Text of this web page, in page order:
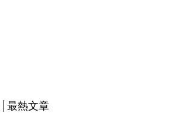
最熱文章